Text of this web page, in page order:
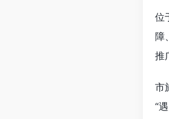
位
障
推
市
“